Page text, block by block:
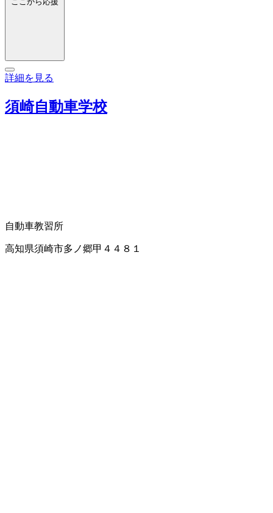
詳細を見る
須崎自動車学校
自動車教習所
高知県須崎市多ノ郷甲４４８１